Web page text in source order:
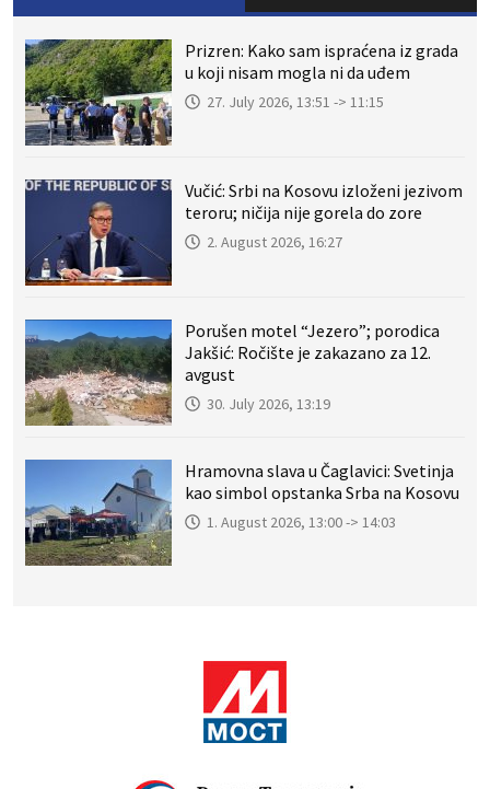
Prizren: Kako sam ispraćena iz grada
u koji nisam mogla ni da uđem
27. July 2026, 13:51 -> 11:15
Vučić: Srbi na Kosovu izloženi jezivom
teroru; ničija nije gorela do zore
2. August 2026, 16:27
Porušen motel “Jezero”; porodica
Jakšić: Ročište je zakazano za 12.
avgust
30. July 2026, 13:19
Hramovna slava u Čaglavici: Svetinja
kao simbol opstanka Srba na Kosovu
1. August 2026, 13:00 -> 14:03